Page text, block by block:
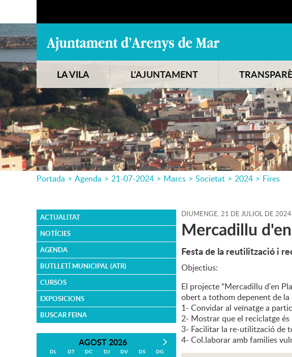
LA VILA L'AJUNTAMENT
Portada > Agenda > 21-07-2024 > Marcs > Societat > 2024 > Fires
ACTUALITAT
NOTÍCIES
AGENDA
BUTLLETÍ MUNICIPAL (ATR)
CURSOS
EXPOSICIONS
BUSCAR FEINA
AGOST 2026
DL DT DC DJ DV DS DG
DIUMENGE,21 DE JULIOL DE 2024
Mercadillu
Festa de la reutilització i
Objectius:
El projecte “Mercadillu d'en
obert a tothom depenent de
1- Convidar al veïnatge a
2- Mostrar que el reciclatge
3- Facilitar la re-utilització de
4- Col.laborar amb families